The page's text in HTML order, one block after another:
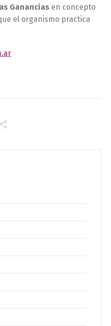
Ganancias en concepto
el organismo practica